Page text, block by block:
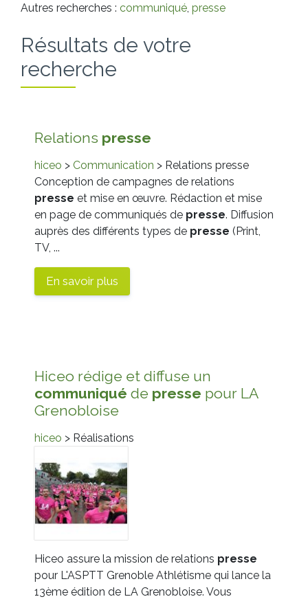
Autres recherches : communiqué presse
Résultats de votre
recherche
Relations presse
hiceo > Communication > Relations presse
Conception de campagnes de relations
presse et mise en œuvre. Rédaction et mise
en page de communiqués de presse. Diffusion
auprès des différents types de presse (Print,
TV, ...
En savoir plus
Hiceo rédige et diffuse un
communiqué de presse pour LA
Grenobloise
hiceo > Réalisations
Hiceo assure la mission de relations presse
pour L'ASPTT Grenoble Athlétisme qui lance la
13ème édition de LA Grenobloise. Vous